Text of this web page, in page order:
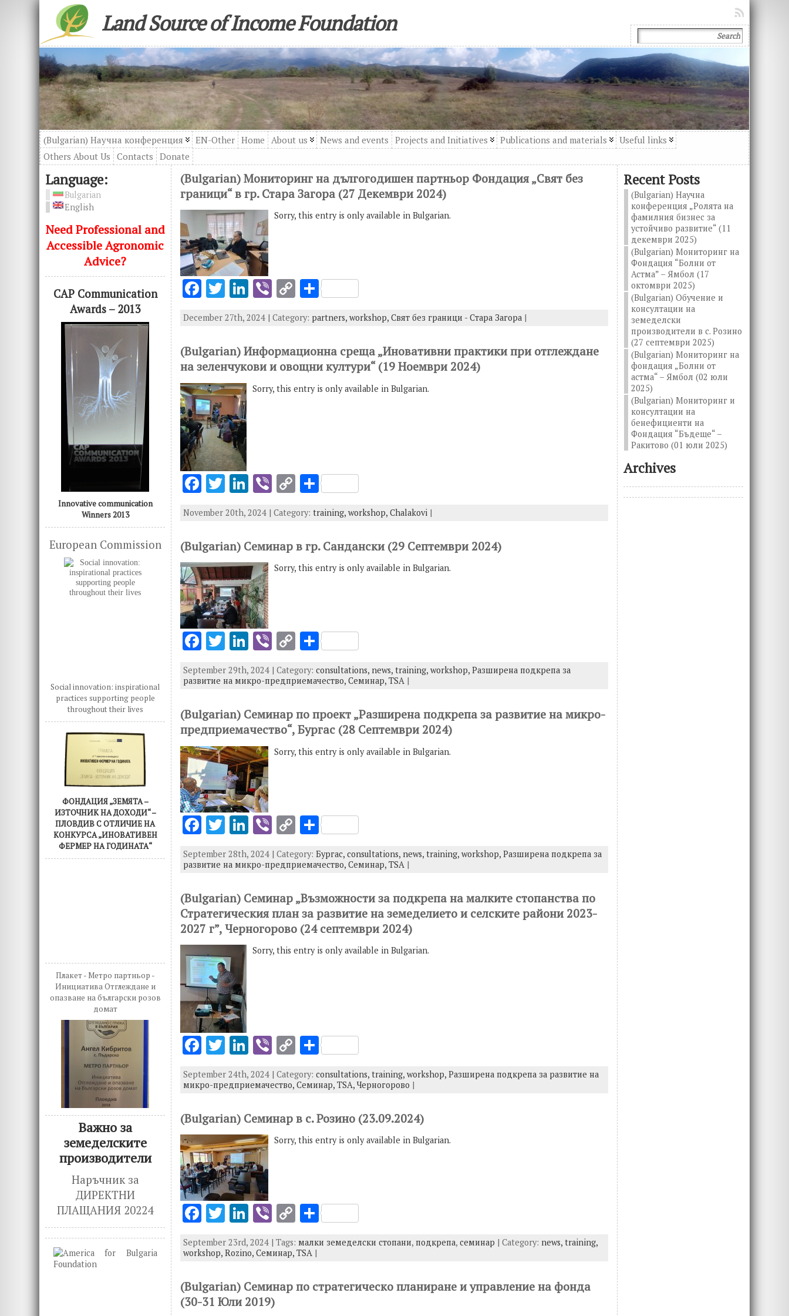
Land Source of Income Foundation
(Bulgarian) Научна конференция EN-Other Home About us News and events Projects and Initiatives Publications and materials
Useful links
Others About Us
Contacts Donatе
Language:
Bulgarian
English
Need Professional and
Accessible Agronomic
Advice?
CAP Communication
Awards – 2013
Innovative communication
Winners 2013
European Commission
Social innovation: inspirational
practices supporting people
throughout their lives
ФОНДАЦИЯ „ЗЕМЯТА –
ИЗТОЧНИК НА ДОХОДИ“ –
ПЛОВДИВ С ОТЛИЧИЕ НА
КОНКУРСА „ИНОВАТИВЕН
ФЕРМЕР НА ГОДИНАТА“
Плакет - Метро партньор -
Инициатива Отглеждане и
опазване на български розов
домат
Важно за
земеделските
производители
Наръчник за
ДИРЕКТНИ
ПЛАЩАНИЯ 20224
(Bulgarian) Мониторинг на дългогодишен партньор Фондация „Свят без
граници“ в гр. Стара Загора (27 Декември 2024)
Sorry, this entry is only available in Bulgarian.
F
ac
e
b
o
o
k
T
w
it
te
r
Li
k
e
dI
n
Vi
er
C
p
y
Li
n
S
ar
e
December 27th, 2024 | Category: partners,workshop,Свят без граници - Стара Загора |
(Bulgarian) Информационна среща „Иновативни практики при отглеждане
на зеленчукови и овощни култури“ (19 Ноември 2024)
Sorry, this entry is only available in Bulgarian.
F
ac
e
b
o
o
k
T
w
it
te
r
Li
k
e
dI
n
Vi
er
C
p
y
Li
n
S
h
ar
e
November 20th, 2024 | Category:training,workshop,Chalakovi |
(Bulgarian) Семинар в гр. Сандански (29 Септември 2024)
Sorry, this entry is only available in Bulgarian.
F
ac
e
o
o
k
T
it
r
Li
k
dI
n
Vi
er
C
p
Li
n
k
S
ar
September 29th, 2024 | Category:consultations, news,training,workshop,Разширена подкрепа за
развитие на микро-предприемачество,Семинар,TSA |
(Bulgarian) Семинар по проект „Разширена подкрепа за развитие на микро-
предприемачество“, Бургас (28 Септември 2024)
Sorry, this entry is only available in Bulgarian.
F
ac
e
o
o
k
T
it
r
Li
k
dI
n
Vi
er
C
p
Li
n
k
S
ar
September 28th, 2024 | Category:Бургас,consultations, news,training,workshop,Разширена подкрепа за
развитие на микро-предприемачество,Семинар,TSA |
(Bulgarian) Семинар „Възможности за подкрепа на малките стопанства по
Стратегическия план за развитие на земеделието и селските райони 2023-
2027 г”, Черногорово (24 септември 2024)
Sorry, this entry is only available in Bulgarian.
F
ac
e
o
o
k
T
it
r
Li
k
dI
n
Vi
er
C
p
Li
n
S
ar
September 24th, 2024 | Category:consultations,training,workshop,Разширена подкрепа за развитие на
микро-предприемачество,Семинар,TSA,Черногорово |
(Bulgarian) Семинар в с. Розино (23.09.2024)
Sorry, this entry is only available in Bulgarian.
F
ac
e
o
o
T
it
r
Li
k
dI
n
Vi
er
C
p
Li
S
ar
September 23rd, 2024 | Tags:малки земеделски стопани, подкрепа,семинар | Category: news,training,
workshop,Rozino,Семинар,TSA |
(Bulgarian) Семинар по стратегическо планиране и управление на фонда
(30-31 Юли 2019)
Recent Posts
(Bulgarian) Научна
конференция „Ролята на
фамилния бизнес за
устойчиво развитие“ (11
декември 2025)
(Bulgarian) Мониторинг на
Фондация “Болни от
Астма” – Ямбол (17
октомври 2025)
(Bulgarian) Обучение и
консултации на
земеделски
производители в с. Розино
(27 септември 2025)
(Bulgarian) Мониторинг на
фондация „Болни от
астма“ – Ямбол (02 юли
2025)
(Bulgarian) Мониторинг и
консултации на
бенефициенти на
Фондация “Бъдеще“ –
Ракитово (01 юли 2025)
Archives